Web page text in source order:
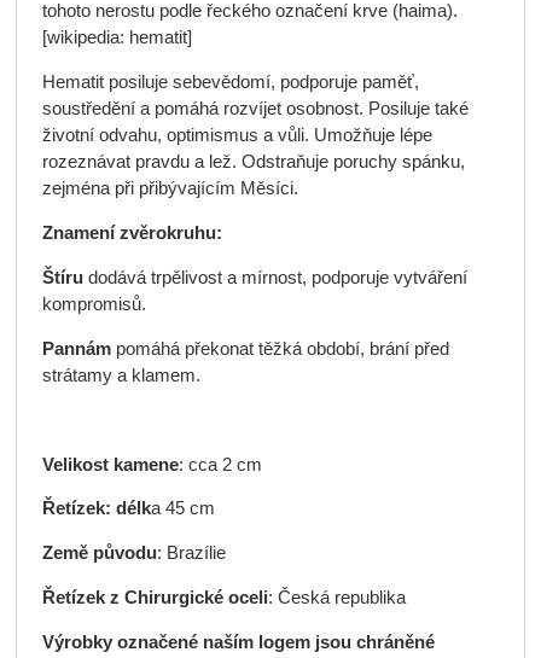
tohoto nerostu podle řeckého označení krve (haima).
[wikipedia: hematit]
Hematit posiluje sebevědomí, podporuje paměť,
soustředění a pomáhá rozvíjet osobnost. Posiluje také
životní odvahu, optimismus a vůli. Umožňuje lépe
rozeznávat pravdu a lež. Odstraňuje poruchy spánku,
zejména při přibývajícím Měsíci.
Znamení zvěrokruhu:
Štíru dodává trpělivost a mírnost, podporuje vytváření
kompromisů.
Pannám pomáhá překonat těžká období, brání před
strátamy a klamem.
Velikost kamene: cca 2 cm
Řetízek: délka 45 cm
Země původu: Brazílie
Řetízek z Chirurgické oceli: Česká republika
Výrobky označené naším logem jsou chráněné